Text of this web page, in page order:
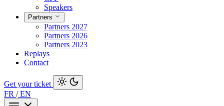
Speakers
Partners
Partners 2027
Partners 2026
Partners 2023
Replays
Contact
Get your ticket
FR /EN